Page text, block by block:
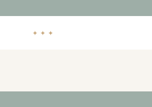
✦ ✦ ✦